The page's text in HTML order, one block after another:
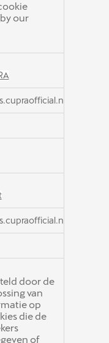
our
door de
van
op
die de
of